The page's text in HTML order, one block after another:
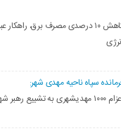
کاهش ۱۰ درصدی مصرف برق، راهکار
سپاه ناحیه مهدی شهر:
به تشییع رهبر شهید